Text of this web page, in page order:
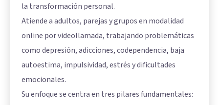
la transformación personal.
Atiende a adultos, parejas y grupos en modalidad
online por videollamada, trabajando problemáticas
como depresión, adicciones, codependencia, baja
autoestima, impulsividad, estrés y dificultades
emocionales.
Su enfoque se centra en tres pilares fundamentales: